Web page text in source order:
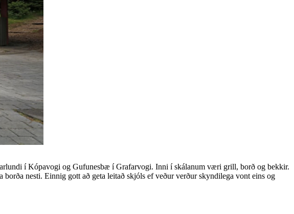
í Kópavogi og Gufunesbæ í Grafarvogi. Inni í skálanum væri grill, borð og bekkir.
nesti. Einnig gott að geta leitað skjóls ef veður verður skyndilega vont eins og